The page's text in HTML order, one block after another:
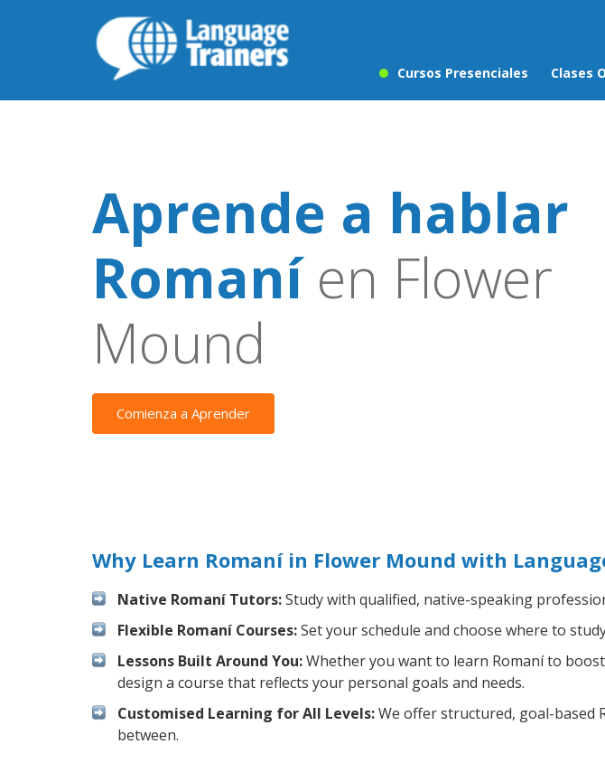
Cursos Presenciales Clases
Aprende a hablar
Romaníen Flower
Mound
Comienza a Aprender
Why Learn Romaní in Flower Mound with
Native Romaní Tutors:Study with qualified, native-speaking
Flexible Romaní Courses:Set your schedule and choose where to
Lessons Built Around You:Whether you want to learn Romaní to
design a course that reflects your personal goals and needs.
Customised Learning for All Levels:We offer structured, goal-based
between.